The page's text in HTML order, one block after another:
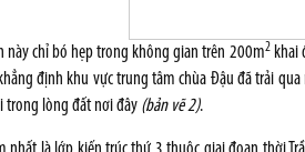
này chỉ bó hẹp trong không gian trên 200m2khai
định khu vực trung tâm chùa Đậu đã trải
trong lòng đất nơi đây (bản vẽ 2).